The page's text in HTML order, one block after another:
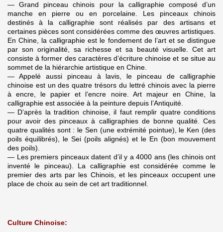
— Grand pinceau chinois pour la calligraphie composé d’un
manche en pierre ou en porcelaine. Les pinceaux chinois
destinés à la calligraphie sont réalisés par des artisans et
certaines pièces sont considérées comme des œuvres artistiques.
En Chine, la calligraphie est le fondement de l’art et se distingue
par son originalité, sa richesse et sa beauté visuelle. Cet art
consiste à former des caractères d’écriture chinoise et se situe au
sommet de la hiérarchie artistique en Chine.
— Appelé aussi pinceau à lavis, le pinceau de calligraphie
chinoise est un des quatre trésors du lettré chinois avec la pierre
à encre, le papier et l’encre noire. Art majeur en Chine, la
calligraphie est associée à la peinture depuis l’Antiquité.
— D’après la tradition chinoise, il faut remplir quatre conditions
pour avoir des pinceaux à calligraphies de bonne qualité. Ces
quatre qualités sont : le Sen (une extrémité pointue), le Ken (des
poils équilibrés), le Sei (poils alignés) et le En (bon mouvement
des poils).
— Les premiers pinceaux datent d’il y a 4000 ans (les chinois ont
inventé le pinceau). La calligraphie est considérée comme le
premier des arts par les Chinois, et les pinceaux occupent une
place de choix au sein de cet art traditionnel.
Culture Chinoise: